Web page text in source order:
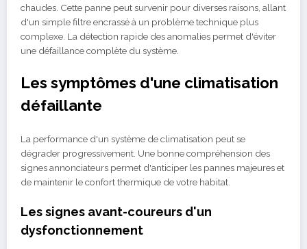
chaudes. Cette panne peut survenir pour diverses raisons, allant
d'un simple filtre encrassé à un problème technique plus
complexe. La détection rapide des anomalies permet d'éviter
une défaillance complète du système.
Les symptômes d'une climatisation
défaillante
La performance d'un système de climatisation peut se
dégrader progressivement. Une bonne compréhension des
signes annonciateurs permet d'anticiper les pannes majeures et
de maintenir le confort thermique de votre habitat.
Les signes avant-coureurs d'un
dysfonctionnement